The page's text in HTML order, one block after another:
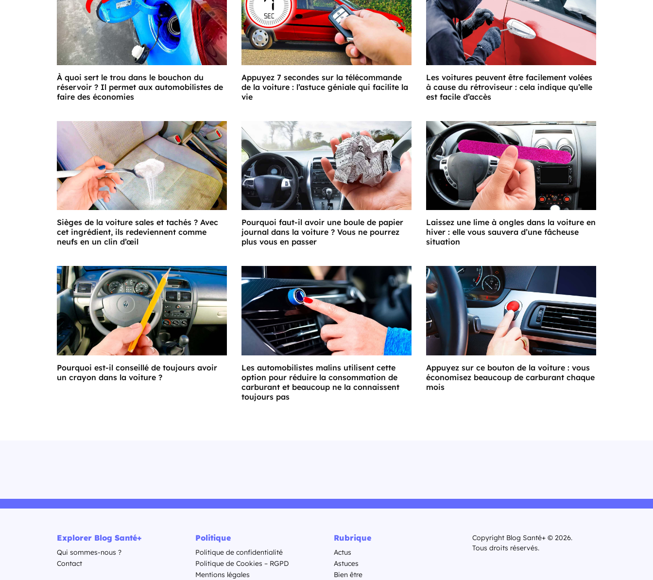
À quoi sert le trou dans le bouchon du
réservoir ? Il permet aux automobilistes de
faire des économies
Appuyez 7 secondes sur la télécommande
de la voiture : l’astuce géniale qui facilite la
vie
Les voitures peuvent être facilement volées
à cause du rétroviseur : cela indique qu’elle
est facile d’accès
Sièges de la voiture sales et tachés ? Avec
cet ingrédient, ils redeviennent comme
neufs en un clin d’œil
Pourquoi faut-il avoir une boule de papier
journal dans la voiture ? Vous ne pourrez
plus vous en passer
Laissez une lime à ongles dans la voiture en
hiver : elle vous sauvera d’une fâcheuse
situation
Pourquoi est-il conseillé de toujours avoir
un crayon dans la voiture ?
Les automobilistes malins utilisent cette
option pour réduire la consommation de
carburant et beaucoup ne la connaissent
toujours pas
Appuyez sur ce bouton de la voiture : vous
économisez beaucoup de carburant chaque
mois
Explorer Blog Santé+
Qui sommes-nous ?
Contact
Politique
Politique de confidentialité
Politique de Cookies – RGPD
Mentions légales
Rubrique
Actus
Astuces
Bien être
Copyright Blog Santé+ © 2026.
Tous droits réservés.